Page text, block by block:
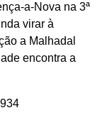
a-Nova na 3ª
virar à
a Malhadal
encontra a